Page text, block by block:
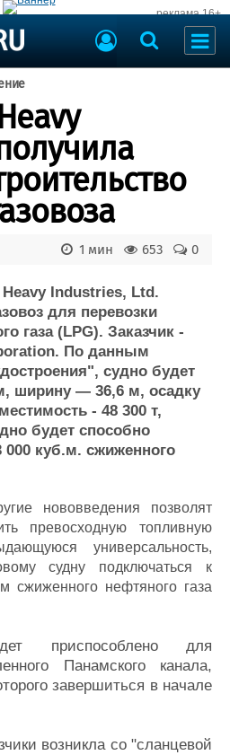
реклама 16+
объявлений
флота
Галерея флота
Форум
Отзывы
Все службы
0
653
1 мин
Industries, Ltd.
для перевозки
газа (LPG). Заказчик -
По данным
судно будет
ширину — 36,6 м, осадку
- 48 300 т,
будет способно
000 куб.м. сжиженного
нововведения позволят
превосходную топливную
универсальность,
судну подключаться к
сжиженного нефтяного газа
приспособлено для
Панамского канала,
завершиться в начале
возникла со "сланцевой